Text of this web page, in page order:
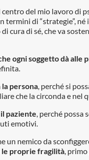
centro del mio lavoro di
termini di “strategie”,
di sé, che va
ogni soggetto dà alle
persona, perché si
che la circonda e nel
paziente, perché possa
emotivi.
un nemico da
le proprie fragilità,